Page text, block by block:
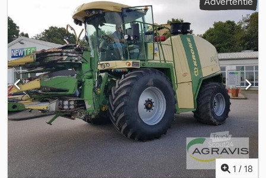
Z741 Voorwielen 800/65R32
1 / 18